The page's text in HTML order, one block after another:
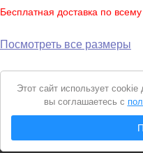
Бесплатная доставка по
Посмотреть все размеры
Вся представленная на сайте
является
Уведомление
cookie
Этот сайт использует
вы соглашаетесь с